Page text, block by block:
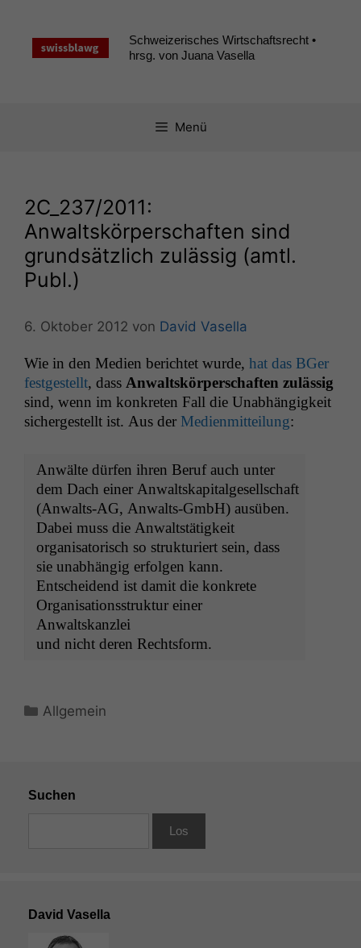
springen
Schweizerisches Wirtschaftsrecht •
hrsg. von Juana Vasella
Menü
2C_237/2011:
Anwaltskörperschaften sind
grundsätzlich zulässig (amtl.
Publ.)
6. Oktober 2012 von David Vasella
Wie in den Medi­en berichtet wurde, hat das BGer
fest­gestellt, dass Anwalt­skör­per­schaften zuläs­sig
sind, wenn im konkreten Fall die Unab­hängigkeit
sichergestellt ist. Aus der Medi­en­mit­teilung:
Anwälte dür­fen ihren Beruf auch unter
dem Dach ein­er Anwalt­skap­i­talge­sellschaft
(Anwalts-AG, Anwalts-GmbH) ausüben.
Dabei muss die Anwaltstätigkeit
organ­isatorisch so struk­turi­ert sein, dass
sie unab­hängig erfol­gen kann.
Entschei­dend ist damit die konkrete
Organ­i­sa­tion­sstruk­tur ein­er
Anwaltskanzlei
und nicht deren Rechtsform.
Kategorien
Allgemein
Suchen
David Vasella